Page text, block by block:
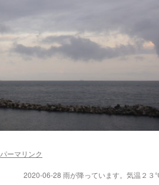
パーマリンク
2020-06-28 雨が降っています。気温２３